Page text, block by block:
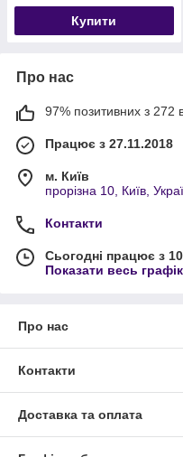
Купити
Про нас
97% позитивних з 272
Працює з 27.11.2018
м. Київ
прорізна 10, Київ,
Контакти
Сьогодні працює з
Показати весь
Про нас
Контакти
Доставка та оплата